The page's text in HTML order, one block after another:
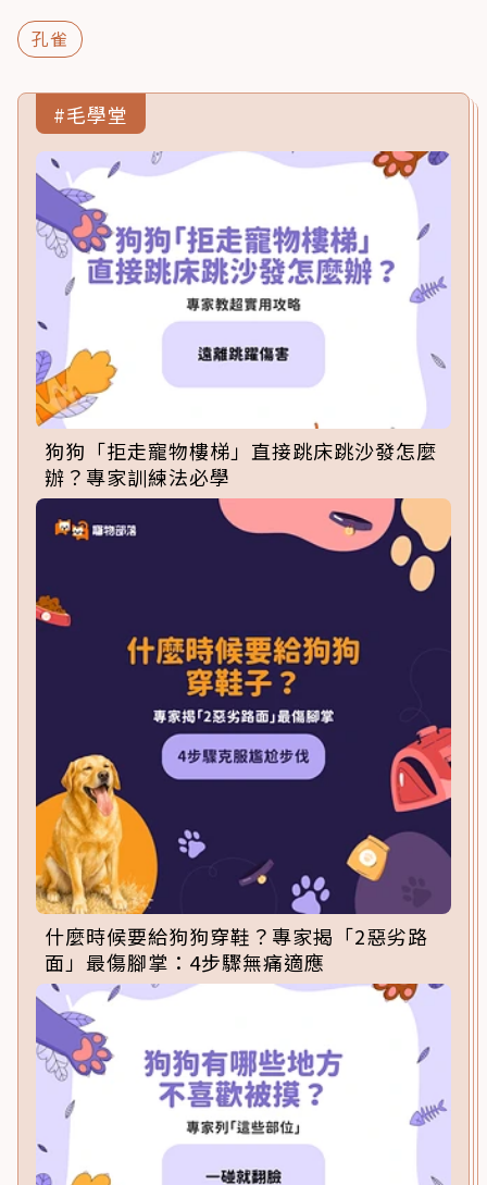
孔雀
#毛學堂
狗狗「拒走寵物樓梯」直接跳床跳沙發怎麼
辦？專家訓練法必學
什麼時候要給狗狗穿鞋？專家揭「2惡劣路
面」最傷腳掌：4步驟無痛適應